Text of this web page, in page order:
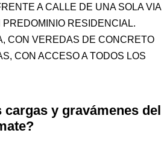
A CALLE DE UNA SOLA VIA
PREDOMINIO RESIDENCIAL.
CON VEREDAS DE CONCRETO
CON ACCESO A TODOS LOS
cargas y gravámenes del